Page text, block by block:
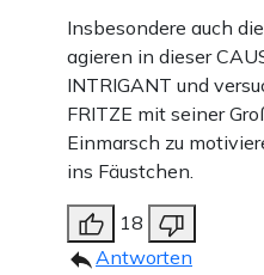
Insbesondere auch
agieren in dieser
INTRIGANT und
FRITZE mit seiner
Einmarsch zu
ins Fäustchen.
18
Antworten